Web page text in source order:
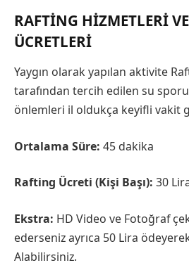
RAFTING HIZMETLERI
ÜCRETLERI
Yaygın olarak yapılan aktivite
tarafından tercih edilen su
önlemleri il oldukça keyifli vakit
Ortalama Süre: 45 dakika
Rafting Ücreti (Kişi Başı): 30
Ekstra: HD Video ve Fotoğraf
ederseniz ayrıca 50 Lira
Alabilirsiniz.